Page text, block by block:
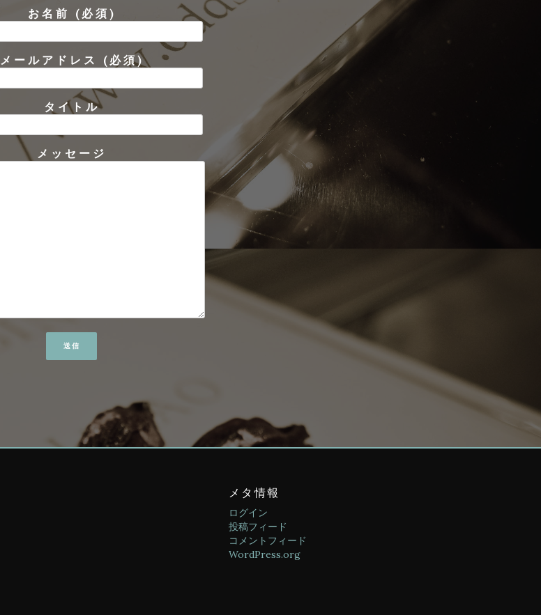
お名前 (必須)
メールアドレス (必須)
タイトル
メッセージ
メタ情報
ログイン
投稿フィード
コメントフィード
WordPress.org